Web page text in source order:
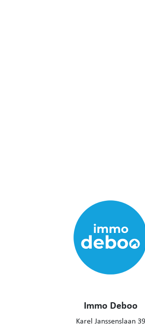
Immo Deboo
Karel Janssenslaan 39